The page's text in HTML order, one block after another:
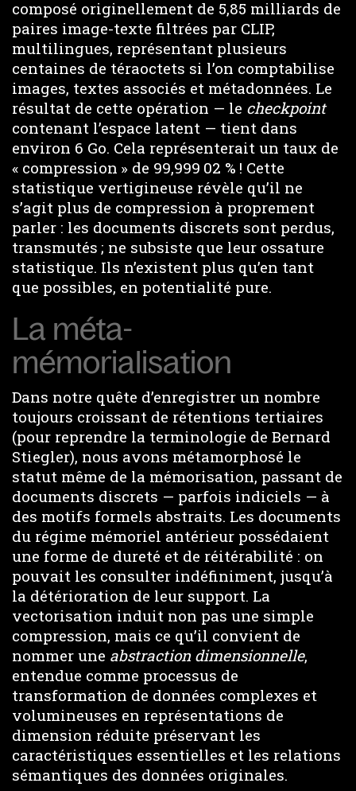
composé originellement de 5,85 milliards de
paires image-texte filtrées par CLIP,
multilingues, représentant plusieurs
centaines de téraoctets si l’on comptabilise
images, textes associés et métadonnées. Le
résultat de cette opération — le checkpoint
contenant l’espace latent — tient dans
environ 6 Go. Cela représenterait un taux de
« compression » de 99,999 02 % ! Cette
statistique vertigineuse révèle qu’il ne
s’agit plus de compression à proprement
parler : les documents discrets sont perdus,
transmutés ; ne subsiste que leur ossature
statistique. Ils n’existent plus qu’en tant
que possibles, en potentialité pure.
La méta-
mémorialisation
Dans notre quête d’enregistrer un nombre
toujours croissant de rétentions tertiaires
(pour reprendre la terminologie de Bernard
Stiegler), nous avons métamorphosé le
statut même de la mémorisation, passant de
documents discrets — parfois indiciels — à
des motifs formels abstraits. Les documents
du régime mémoriel antérieur possédaient
une forme de dureté et de réitérabilité : on
pouvait les consulter indéfiniment, jusqu’à
la détérioration de leur support. La
vectorisation induit non pas une simple
compression, mais ce qu’il convient de
nommer une abstraction dimensionnelle,
entendue comme processus de
transformation de données complexes et
volumineuses en représentations de
dimension réduite préservant les
caractéristiques essentielles et les relations
sémantiques des données originales.